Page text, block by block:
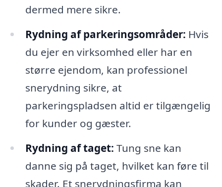
dermed mere sikre.
Rydning af parkeringsområder: Hvis
du ejer en virksomhed eller har en
større ejendom, kan professionel
snerydning sikre, at
parkeringspladsen altid er tilgængelig
for kunder og gæster.
Rydning af taget: Tung sne kan
danne sig på taget, hvilket kan føre til
skader. Et snerydningsfirma kan